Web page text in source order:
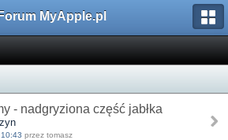
Forum MyApple.pl
- nadgryziona część jabłka
przez tomasz